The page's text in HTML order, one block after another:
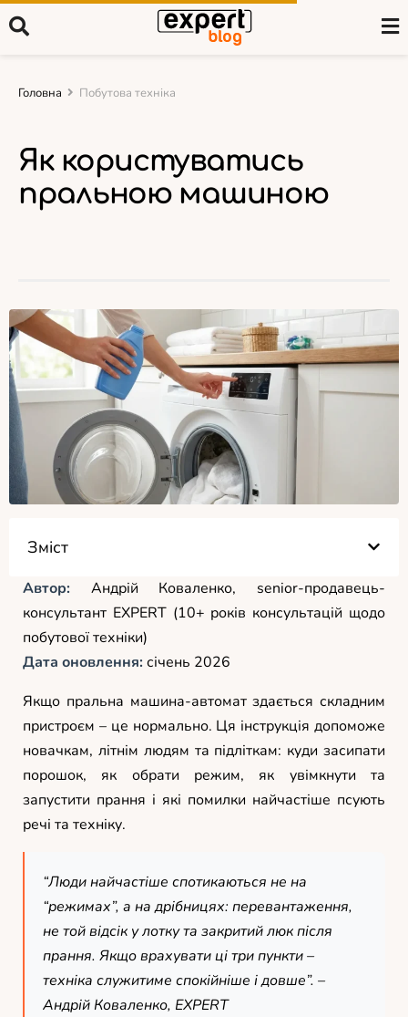
Головна Побутова техніка
Як користуватись
пральною машиною
Зміст
Автор: Андрій Коваленко, senior-продавець-
консультант EXPERT (10+ років консультацій щодо
побутової техніки)
Дата оновлення:січень 2026
Якщо пральна машина-автомат здається складним
пристроєм – це нормально. Ця інструкція допоможе
новачкам, літнім людям та підліткам: куди засипати
порошок, як обрати режим, як увімкнути та
запустити прання і які помилки найчастіше псують
речі та техніку.
“Люди найчастіше спотикаються не на
“режимах”, а на дрібницях: перевантаження,
не той відсік у лотку та закритий люк після
прання. Якщо врахувати ці три пункти –
техніка служитиме спокійніше і довше”. –
Андрій Коваленко, EXPERT